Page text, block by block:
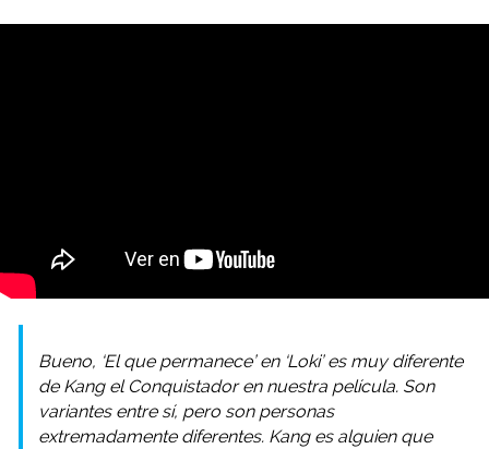
Bueno, ‘El que permanece’ en ‘Loki’ es muy diferente
de Kang el Conquistador en nuestra película. Son
variantes entre sí, pero son personas
extremadamente diferentes. Kang es alguien que